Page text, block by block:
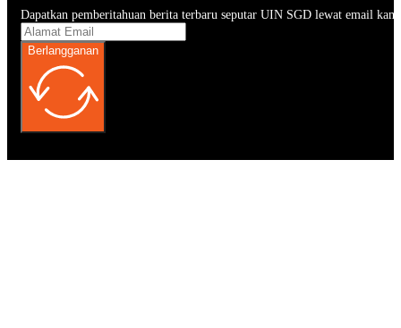
Dapatkan pemberitahuan berita terbaru seputar UIN SGD lewat email
Berlangganan